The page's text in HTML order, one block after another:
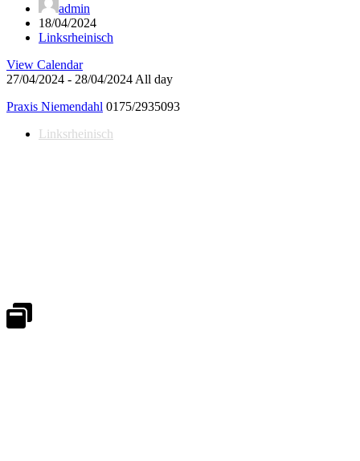
admin
18/04/2024
Linksrheinisch
View Calendar
27/04/2024 - 28/04/2024 All day
Praxis Niemendahl 0175/2935093
Linksrheinisch